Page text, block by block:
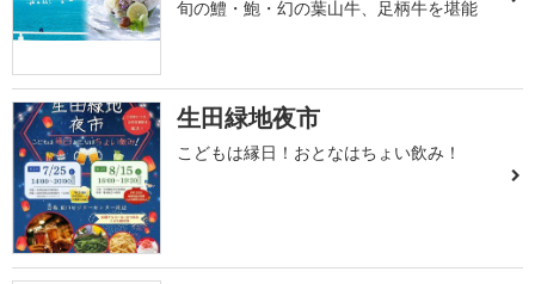
旬の鱧・鮑・幻の葉山牛、足柄牛を堪能
生田緑地夜市
こどもは縁日！おとなはちょい飲み！